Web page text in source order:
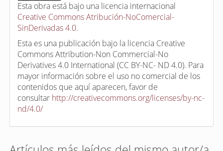
Esta obra está bajo una licencia internacional
Creative Commons Atribución-NoComercial-
SinDerivadas 4.0.
Esta es una publicación bajo la licencia Creative
Commons Attribution-Non Commercial-No
Derivatives 4.0 International (CC BY-NC- ND 4.0). Para
mayor información sobre el uso no comercial de los
contenidos que aquí aparecen, favor de
consultar http://creativecommons.org/licenses/by-nc-
nd/4.0/